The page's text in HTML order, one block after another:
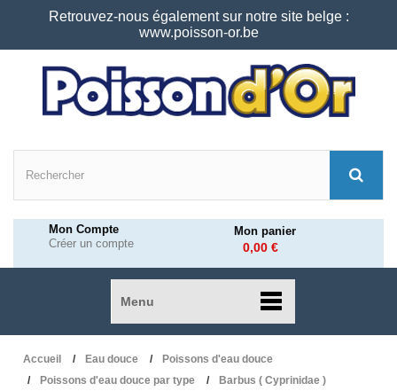
Retrouvez-nous également sur notre site belge :
www.poisson-or.be
Mon Compte
Créer un compte
Mon panier
0,00 €
Menu
Accueil Eau douce
Poissons d'eau douce
Poissons d'eau douce par type
Barbus ( Cyprinidae )